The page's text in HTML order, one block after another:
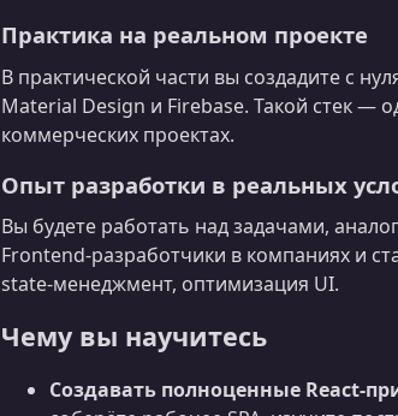
Практика на реальном проекте
В практической части вы создадите с
Material Design и Firebase. Такой стек —
коммерческих проектах.
Опыт разработки в реальных
Вы будете работать над задачами,
Frontend‑разработчики в компаниях и
state‑менеджмент, оптимизация UI.
Чему вы научитесь
Создавать полноценные